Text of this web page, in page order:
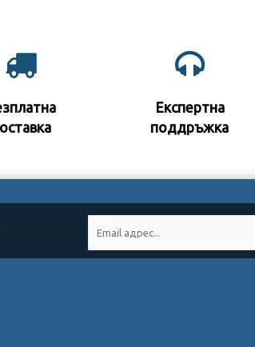
Експертна
поддръжка